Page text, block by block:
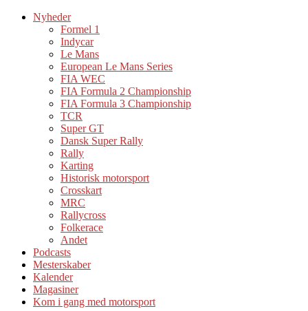
Nyheder
Formel 1
Indycar
Le Mans
European Le Mans Series
FIA WEC
FIA Formula 2 Championship
FIA Formula 3 Championship
TCR
Super GT
Dansk Super Rally
Rally
Karting
Historisk motorsport
Crosskart
MRC
Rallycross
Folkerace
Andet
Podcasts
Mesterskaber
Kalender
Magasiner
Kom i gang med motorsport